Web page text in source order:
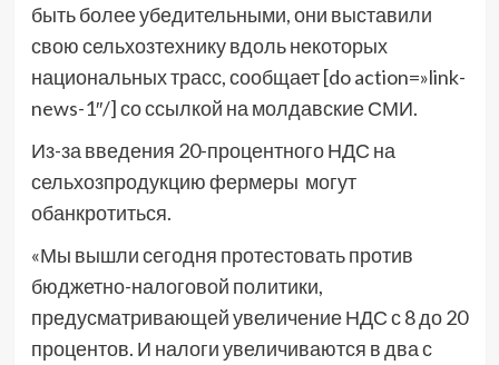
быть более убедительными, они выставили
свою сельхозтехнику вдоль некоторых
национальных трасс, сообщает [do action=»link-
news-1″/] со ссылкой на молдавские СМИ.
Из-за введения 20-процентного НДС на
сельхозпродукцию фермеры могут
обанкротиться.
«Мы вышли сегодня протестовать против
бюджетно-налоговой политики,
предусматривающей увеличение НДС с 8 до 20
процентов. И налоги увеличиваются в два с